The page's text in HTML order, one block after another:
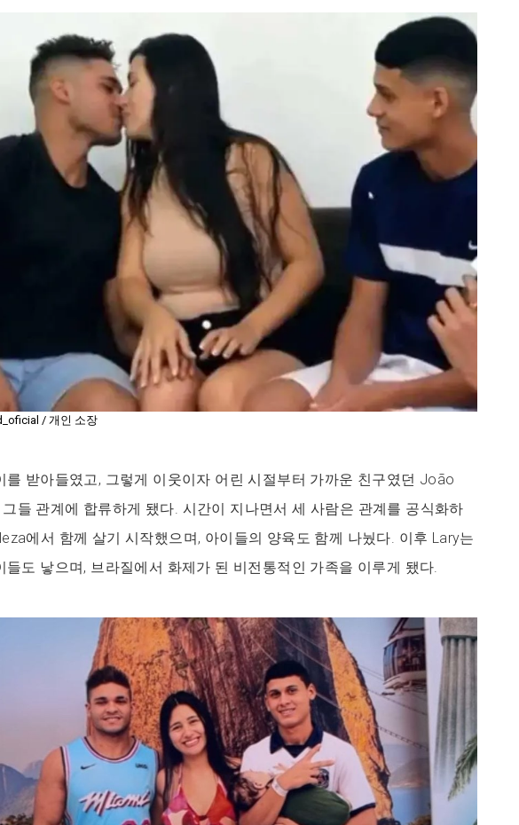
/ 개인 소장
를 받아들였고, 그렇게 이웃이자 어린 시절부터 가까운 친구였던 João
들 관계에 합류하게 됐다. 시간이 지나면서 세 사람은 관계를 공식화하
에서 함께 살기 시작했으며, 아이들의 양육도 함께 나눴다. 이후 Lary는
들도 낳으며, 브라질에서 화제가 된 비전통적인 가족을 이루게 됐다.